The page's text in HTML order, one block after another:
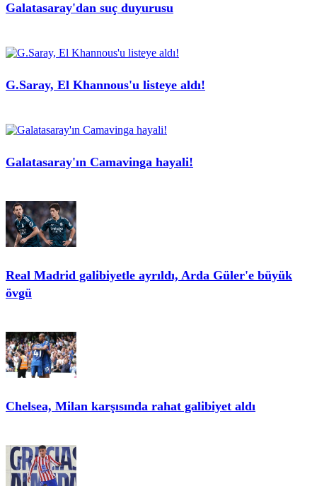
Galatasaray'dan suç duyurusu
G.Saray, El Khannous'u listeye aldı!
Galatasaray'ın Camavinga hayali!
Real Madrid galibiyetle ayrıldı, Arda Güler'e büyük
övgü
Chelsea, Milan karşısında rahat galibiyet aldı